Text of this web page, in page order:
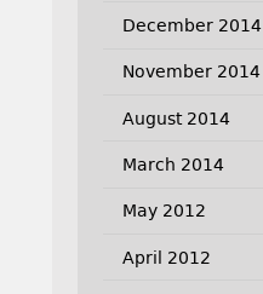
December 2014
November 2014
August 2014
March 2014
May 2012
April 2012